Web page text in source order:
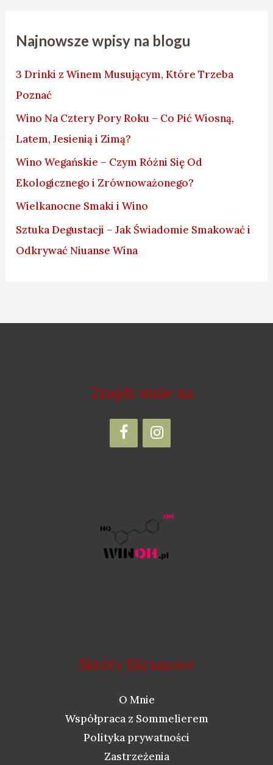
Najnowsze wpisy na blogu
3 Drinki z Winem Musującym, Które Trzeba
Poznać
Wino Na Cztery Pory Roku – Co Pić Wiosną,
Latem, Jesienią i Zimą?
Wino Wegańskie – Czym Różni Się Od
Ekologicznego i Zrównoważonego?
Wielkanocne Smaki i Wino
Sztuka Degustacji – Jak Świadomie Smakować i
Odkrywać Niuanse Wina
Znajdź mnie na
Skróty Ekranowe
O Mnie
Współpraca z Sommelierem
Polityka prywatności
Zastrzeżenia